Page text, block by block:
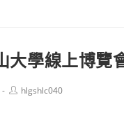
大學線上博
Posthlgshlc040